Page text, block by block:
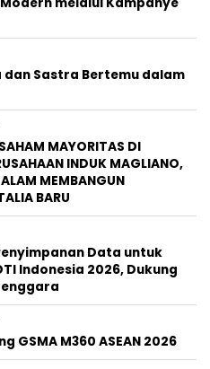
dan Sastra Bertemu dalam
MAYORITAS DI
INDUK MAGLIANO,
MEMBANGUN
BARU
Data untuk
Indonesia 2026, Dukung
GSMA M360 ASEAN 2026